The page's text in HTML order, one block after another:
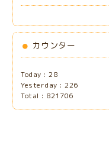
カウンター
Today :28
Yesterday :226
Total : 821706